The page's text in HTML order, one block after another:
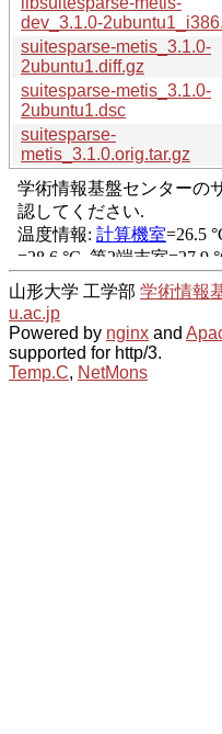
dev_3.1.0-
suitesparse-metis_3.1.0-
2ubuntu1.diff.gz
suitesparse-metis_3.1.0-
2ubuntu1.dsc
suitesparse-
metis_3.1.0.orig.tar.gz
山形大学 工学部 学術情報
u.ac.jp
Powered by nginx and
supported for http/3.
Temp.C, NetMons